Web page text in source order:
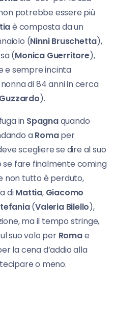
potrebbe essere più
è composta da un
(Ninni Bruschetta),
(Monica Guerritore),
e sempre incinta
di 84 anni in cerca
).
in Spagnaquando
aRomaper
scegliere se dire al suo
se fare finalmente coming
non tutto è perduto,
diMattia, Giacomo
(Valeria Bilello),
ma il tempo stringe,
suo volo per Romae
la cena d’addio alla
o meno.